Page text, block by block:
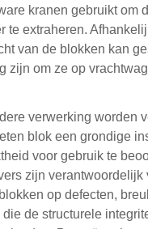
kranen gebruikt om
te extraheren.
van de blokken kan
zijn om ze op
verwerking worden
blok een grondige
voor gebruik te
zijn verantwoordelijk
op defecten,
de structurele